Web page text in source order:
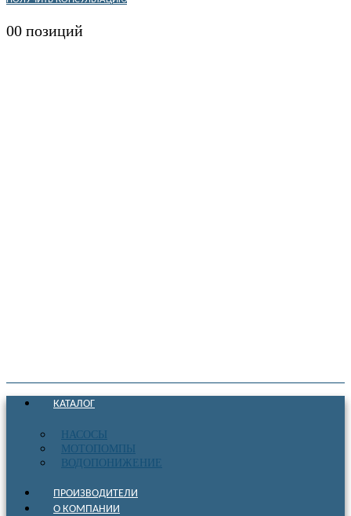
00 позиций
КАТАЛОГ
НАСОСЫ
МОТОПОМПЫ
ВОДОПОНИЖЕНИЕ
ПРОИЗВОДИТЕЛИ
О КОМПАНИИ